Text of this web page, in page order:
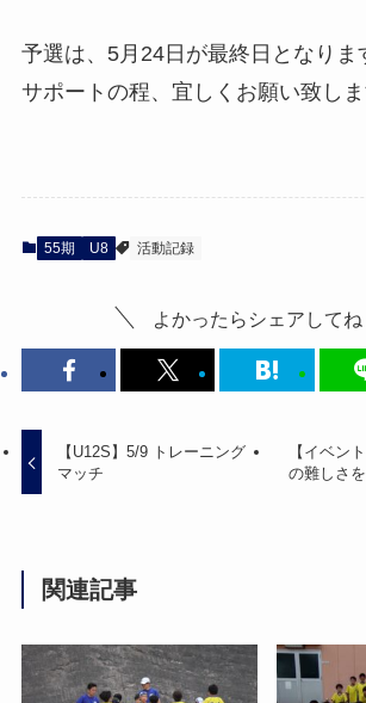
予選は、5月24日が最終日となりま
サポートの程、宜しくお願い致しま
55期 U8 活動記録
よかったらシェアしてね
【U12S】5/9 トレーニング
マッチ
【イベン
の難しさ
関連記事